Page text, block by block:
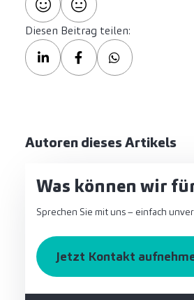
Diesen Beitrag teilen:
Autoren dieses Artikels
Was können wir
Sprechen Sie mit uns – einfach
Jetzt Kontakt